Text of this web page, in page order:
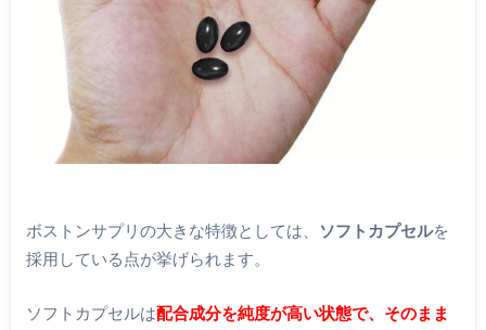
ボストンサプリの大きな特徴としては、 ソフトカプセルを
採用している点が挙げられます。
ソフトカプセルは配合成分を純度が高い状態で、そのまま